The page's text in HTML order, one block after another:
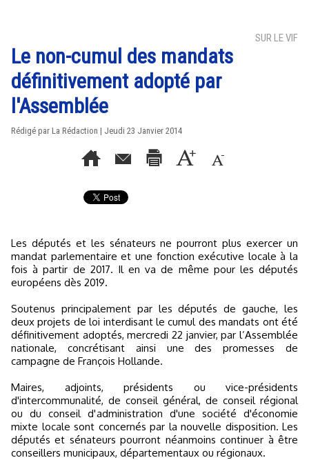
SUR LE VIF
Le non-cumul des mandats
définitivement adopté par
l'Assemblée
Rédigé par La Rédaction | Jeudi 23 Janvier 2014
Les députés et les sénateurs ne pourront plus exercer un
mandat parlementaire et une fonction exécutive locale à la
fois à partir de 2017. Il en va de même pour les députés
européens dès 2019.
Soutenus principalement par les députés de gauche, les
deux projets de loi interdisant le cumul des mandats ont été
définitivement adoptés, mercredi 22 janvier, par l’Assemblée
nationale, concrétisant ainsi une des promesses de
campagne de François Hollande.
Maires, adjoints, présidents ou vice-présidents
d'intercommunalité, de conseil général, de conseil régional
ou du conseil d'administration d'une société d'économie
mixte locale sont concernés par la nouvelle disposition. Les
députés et sénateurs pourront néanmoins continuer à être
conseillers municipaux, départementaux ou régionaux.